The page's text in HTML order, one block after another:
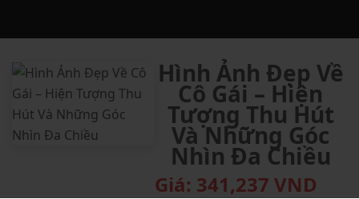
Hình Ảnh Đẹp Về
Cô Gái – Hiện
Tượng Thu Hút
Và Những Góc
Nhìn Đa Chiều
Giá: 341,237 VND